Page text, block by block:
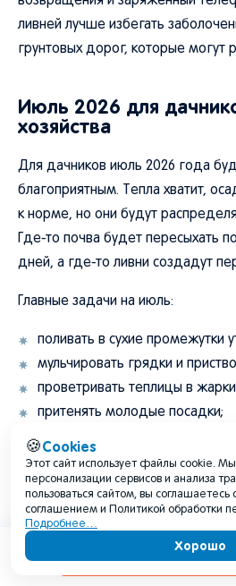
ливней лучше избегать
грунтовых дорог, которые могут
Июль 2026 для
хозяйства
Для дачников июль 2026 года
благоприятным. Тепла хватит,
к норме, но они будут
Где-то почва будет пересыхать
дней, а где-то ливни создадут
Главные задачи на июль:
поливать в сухие промежутки
мульчировать грядки и
проветривать теплицы в
притенять молодые посадки;
следить за фитофторой
убирать легкие предметы
ветром;
проверять дренаж после
Содержание
🍪Cookies
Этот сайт использует файлы cookie.
персонализации сервисов и анализа
пользоваться сайтом, вы соглашаетесь
соглашением и Политикой обработки
Подробнее…
Хорошо